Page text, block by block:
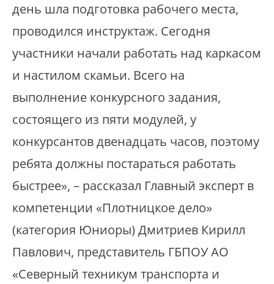
день шла подготовка рабочего места,
проводился инструктаж. Сегодня
участники начали работать над каркасом
и настилом скамьи. Всего на
выполнение конкурсного задания,
состоящего из пяти модулей, у
конкурсантов двенадцать часов, поэтому
ребята должны постараться работать
быстрее», – рассказал Главный эксперт в
компетенции «Плотницкое дело»
(категория Юниоры) Дмитриев Кирилл
Павлович, представитель ГБПОУ АО
«Северный техникум транспорта и